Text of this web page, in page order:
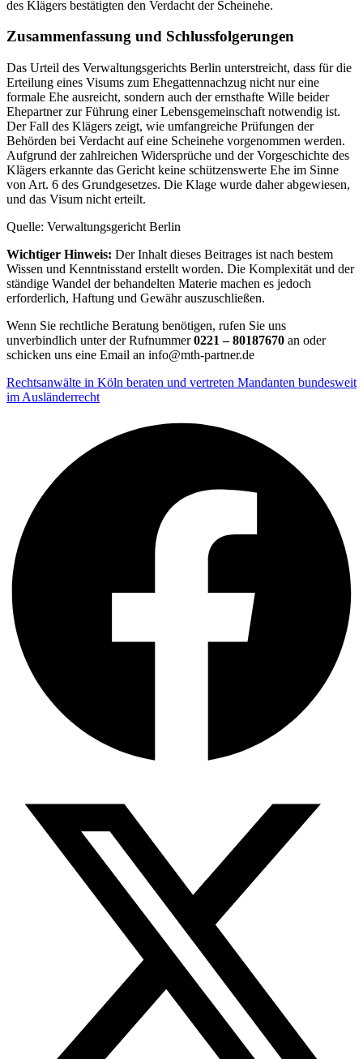
des Klägers bestätigten den Verdacht der Scheinehe.
Zusammenfassung und Schlussfolgerungen
Das Urteil des Verwaltungsgerichts Berlin unterstreicht, dass für die
Erteilung eines Visums zum Ehegattennachzug nicht nur eine
formale Ehe ausreicht, sondern auch der ernsthafte Wille beider
Ehepartner zur Führung einer Lebensgemeinschaft notwendig ist.
Der Fall des Klägers zeigt, wie umfangreiche Prüfungen der
Behörden bei Verdacht auf eine Scheinehe vorgenommen werden.
Aufgrund der zahlreichen Widersprüche und der Vorgeschichte des
Klägers erkannte das Gericht keine schützenswerte Ehe im Sinne
von Art. 6 des Grundgesetzes. Die Klage wurde daher abgewiesen,
und das Visum nicht erteilt.
Quelle: Verwaltungsgericht Berlin
Wichtiger Hinweis: Der Inhalt dieses Beitrages ist nach bestem
Wissen und Kenntnisstand erstellt worden. Die Komplexität und der
ständige Wandel der behandelten Materie machen es jedoch
erforderlich, Haftung und Gewähr auszuschließen.
Wenn Sie rechtliche Beratung benötigen, rufen Sie uns
unverbindlich unter der Rufnummer0221 – 80187670 an oder
schicken uns eine Email an info@mth-partner.de
Rechtsanwälte in Köln beraten und vertreten Mandanten bundesweit
im Ausländerrecht